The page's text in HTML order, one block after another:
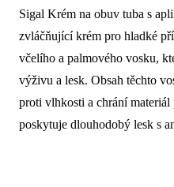
Popis produktu
Sigal Krém na obuv tuba s
zvláčňující krém pro hladké
včelího a palmového vosku,
výživu a lesk. Obsah těchto
proti vlhkosti a chrání
poskytuje dlouhodobý lesk s